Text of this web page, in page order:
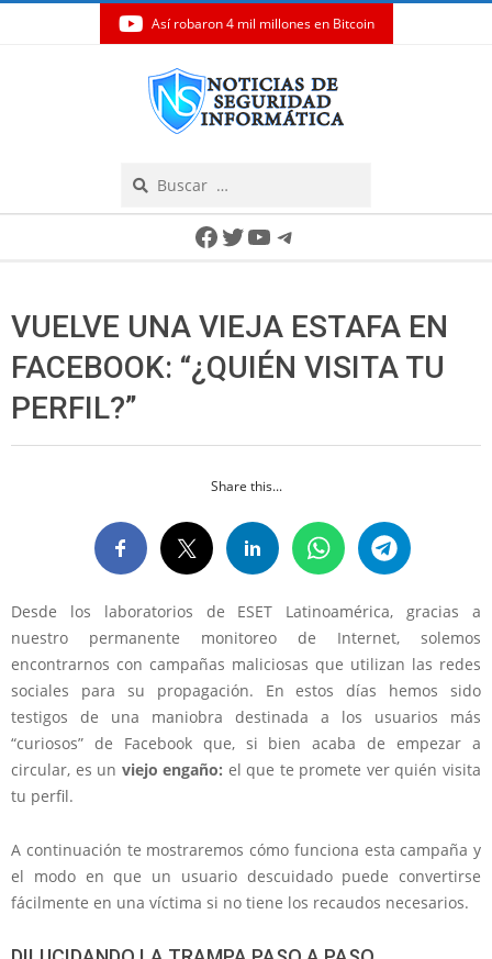
Así robaron 4 mil millones en Bitcoin
Facebook
Twitter
YouTube
Telegram
VUELVE UNA VIEJA ESTAFA EN
FACEBOOK: “¿QUIÉN VISITA TU
PERFIL?”
Share this...
Desde los laboratorios de ESET Latinoamérica, gracias a
nuestro permanente monitoreo de Internet, solemos
encontrarnos con campañas maliciosas que utilizan las redes
sociales para su propagación. En estos días hemos sido
testigos de una maniobra destinada a los usuarios más
“curiosos” de Facebook que, si bien acaba de empezar a
circular, es un viejo engaño: el que te promete ver quién visita
tu perfil.
A continuación te mostraremos cómo funciona esta campaña y
el modo en que un usuario descuidado puede convertirse
fácilmente en una víctima si no tiene los recaudos necesarios.